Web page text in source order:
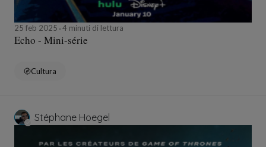
25 feb 2025 4 minuti di lettura
Echo - Mini-série
Cultura
Stéphane Hoegel